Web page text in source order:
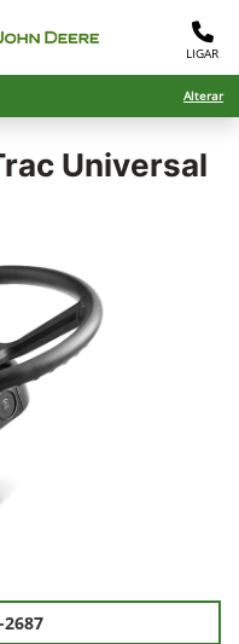
LIGAR
Alterar
Universal